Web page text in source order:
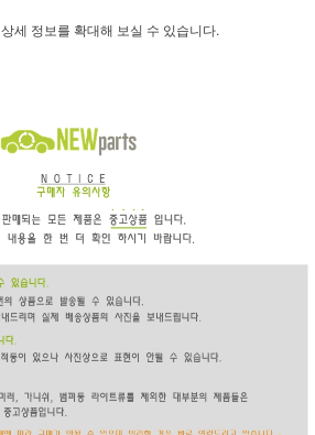
상세 정보를 확대해 보실 수 있습니다.